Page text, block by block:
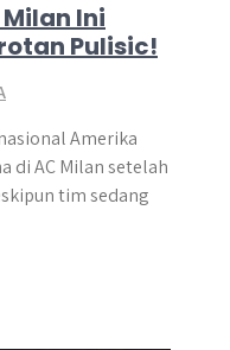
Ini
Pulisic!
Amerika
di AC Milan setelah
tim sedang